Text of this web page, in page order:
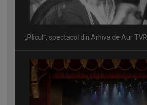
„Plicul”, spectacol din Arhiva de Aur TVR